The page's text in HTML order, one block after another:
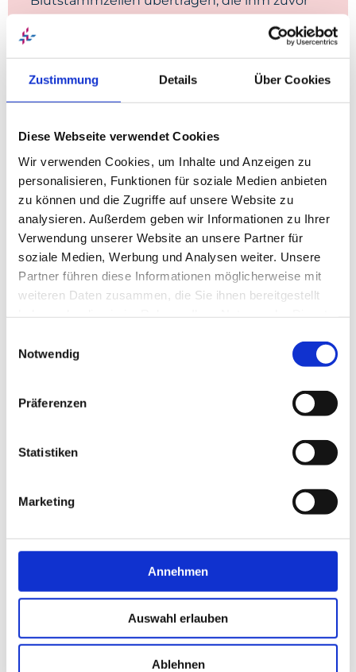
Zustimmung Details Über Cookies
Diese Webseite verwendet Cookies
Wir verwenden Cookies, um Inhalte und Anzeigen zu
personalisieren, Funktionen für soziale Medien anbieten
zu können und die Zugriffe auf unsere Website zu
analysieren. Außerdem geben wir Informationen zu Ihrer
Verwendung unserer Website an unsere Partner für
soziale Medien, Werbung und Analysen weiter. Unsere
Partner führen diese Informationen möglicherweise mit
weiteren Daten zusammen, die Sie ihnen bereitgestellt
Cookies, wenn Sie unsere Webseite weiterhin nutzen.
Notwendig
Präferenzen
Statistiken
Marketing
Annehmen
Auswahl erlauben
Ablehnen
Stammzelltransplantation erhält der Patient
Blutstammzellen von einer anderen Person.
Für das anspruchsvolle und über einen
längeren Zeitraum dauernde Verfahren
einen Rahmen, in dem sich Patienten und
Patientinnen gut aufgehoben fühlen. Das
Diakonie-Klinikum Stuttgart bietet mit einer
dafür spezialisierten Onkologischen Station
einen familären Rahmen und Betreuung
durch ein hochspezialisiertes
interdisziplinäres Team aus Ärzten,
Therapeuten und Pflegekräften.
Zentrumsleitung
Hämatologie und Onkologie